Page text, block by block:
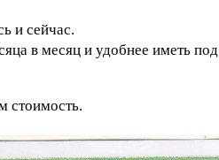
и сейчас.
в месяц и удобнее иметь под
стоимость.